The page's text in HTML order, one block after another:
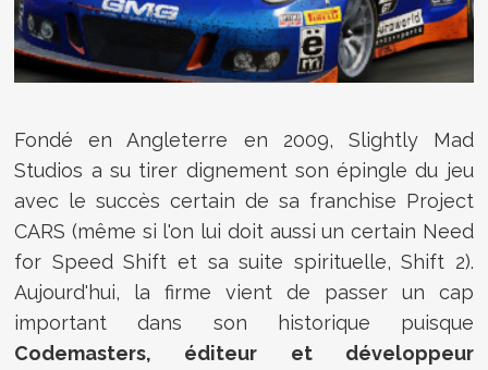
Fondé en Angleterre en 2009, Slightly Mad
Studios a su tirer dignement son épingle du jeu
avec le succès certain de sa franchise Project
CARS (même si l'on lui doit aussi un certain Need
for Speed Shift et sa suite spirituelle, Shift 2).
Aujourd'hui, la firme vient de passer un cap
important dans son historique puisque
Codemasters, éditeur et développeur